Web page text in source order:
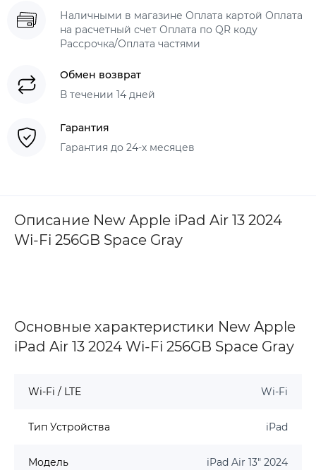
Наличными в магазине Оплата картой Оплата
на расчетный счет Оплата по QR коду
Рассрочка/Оплата частями
Обмен возврат
В течении 14 дней
Гарантия
Гарантия до 24-х месяцев
Описание New Apple iPad Air 13 2024
Wi-Fi 256GB Space Gray
Основные характеристики New Apple
iPad Air 13 2024 Wi-Fi 256GB Space Gray
Wi-Fi / LTE Wi-Fi
Тип Устройства iPad
Модель iPad Air 13" 2024